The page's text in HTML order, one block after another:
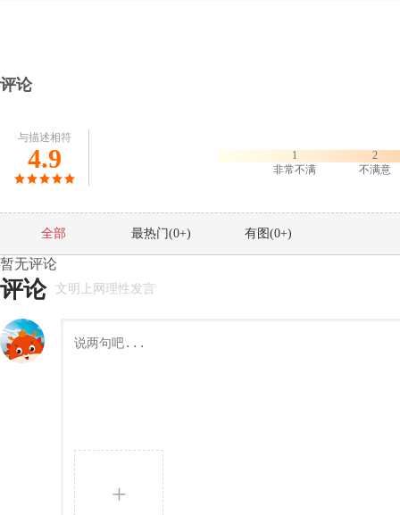
评论
与描述相符
4.9
1
非常不满
2
不满意
全部 最热门(0+) 有图(0+)
暂无评论
评论 文明上网理性发言
+